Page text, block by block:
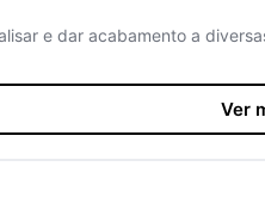
e dar acabamento a
Ver